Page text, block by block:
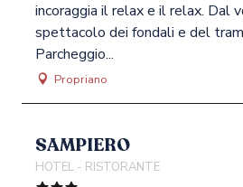
incoraggia il relax e il relax. Dal
spettacolo dei fondali e del
Parcheggio...
Propriano
SAMPIERO
HOTEL - RISTORANTE